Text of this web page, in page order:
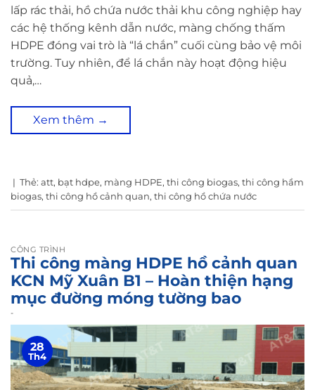
lấp rác thải, hồ chứa nước thải khu công nghiệp hay
các hệ thống kênh dẫn nước, màng chống thấm
HDPE đóng vai trò là “lá chắn” cuối cùng bảo vệ môi
trường. Tuy nhiên, để lá chắn này hoạt động hiệu
quả,…
Xem thêm →
| Thẻ: att, bạt hdpe, màng HDPE, thi công biogas, thi công hầm
biogas, thi công hồ cảnh quan, thi công hồ chứa nước
CÔNG TRÌNH
Thi công màng HDPE hồ cảnh quan
KCN Mỹ Xuân B1 – Hoàn thiện hạng
mục đường móng tường bao
-
28
Th4